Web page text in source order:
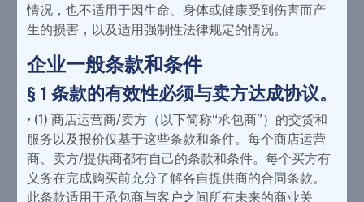
情况，也不适用于因生命、身体或健康受到伤害而产
生的损害，以及适用强制性法律规定的情况。
企业一般条款和条件
§ 1 条款的有效性必须与卖方达成协议。
• (1) 商店运营商/卖方（以下简称“承包商”）的交货和
服务以及报价仅基于这些条款和条件。每个商店运营
商、卖方/提供商都有自己的条款和条件。每个买方有
义务在完成购买前充分了解各自提供商的合同条款。
此条款适用于承包商与客户之间所有未来的商业关